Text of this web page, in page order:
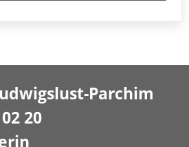
Parchim
20